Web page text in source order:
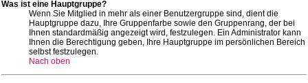
Was ist eine Hauptgruppe?
Wenn Sie Mitglied in mehr als einer Benutzergruppe sind, dient die
Hauptgruppe dazu, Ihre Gruppenfarbe sowie den Gruppenrang, der bei
Ihnen standardmäßig angezeigt wird, festzulegen. Ein Administrator kann
Ihnen die Berechtigung geben, Ihre Hauptgruppe im persönlichen Bereich
selbst festzulegen.
Nach oben